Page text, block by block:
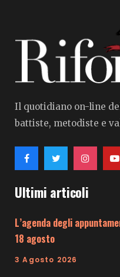
Il quotidiano on-line
battiste, metodiste e
Ultimi articoli
L’agenda degli
18 agosto
3 Agosto 2026